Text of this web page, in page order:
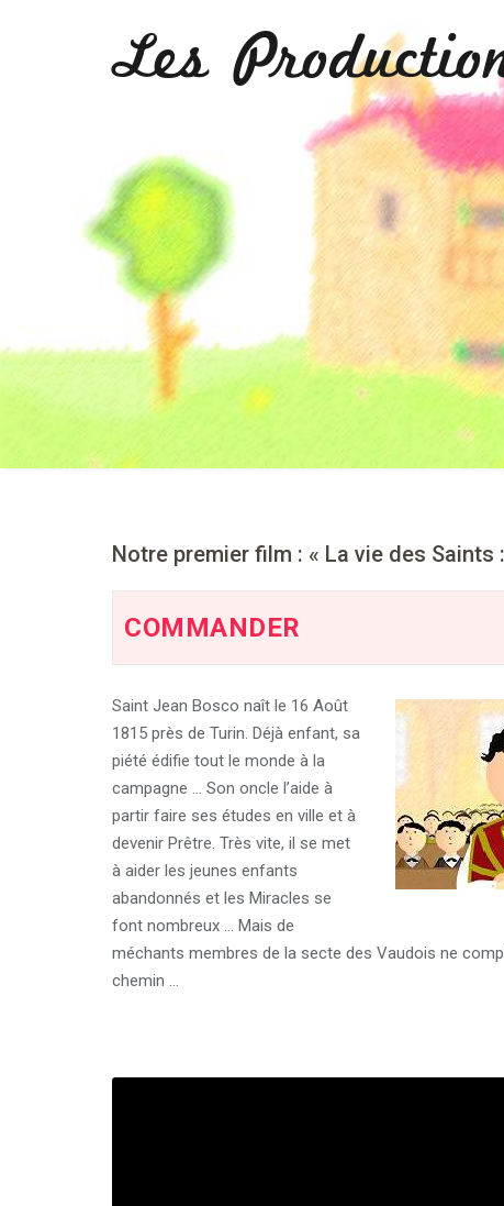
Les
Notre premier film : « La vie des Saints
COMMANDER
Saint Jean Bosco naît le 16 Août
1815 près de Turin. Déjà enfant, sa
piété édifie tout le monde à la
campagne … Son oncle l’aide à
partir faire ses études en ville et à
devenir Prêtre. Très vite, il se met
à aider les jeunes enfants
abandonnés et les Miracles se
font nombreux … Mais de
méchants membres de la secte des Vaudois ne
chemin …